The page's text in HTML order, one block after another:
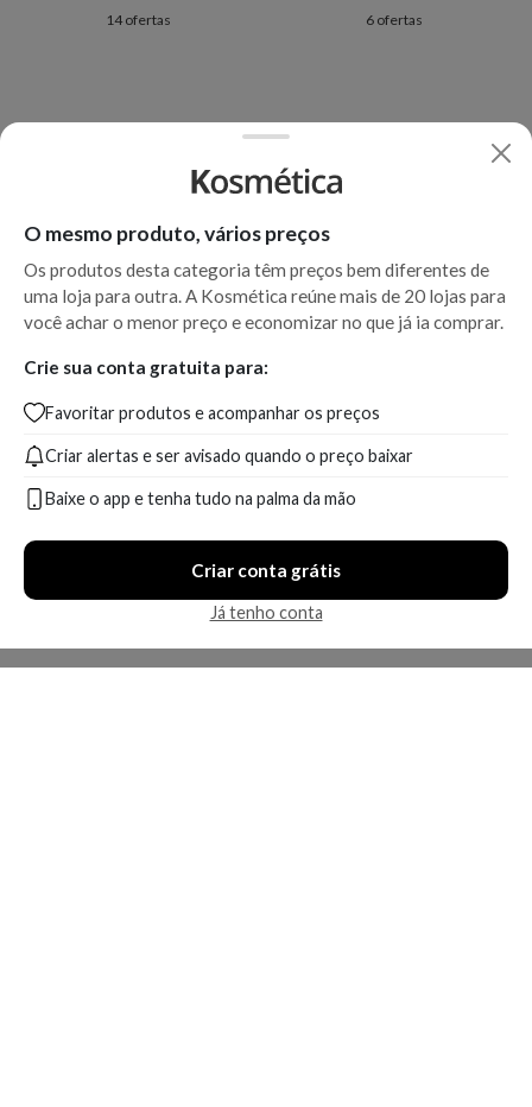
14 ofertas 6 ofertas
O mesmo produto, vários preços
Os produtos desta categoria têm preços bem diferentes de
uma loja para outra. A Kosmética reúne mais de 20 lojas para
você achar o menor preço e economizar no que já ia comprar.
Crie sua conta gratuita para:
Favoritar produtos e acompanhar os preços
Criar alertas e ser avisado quando o preço baixar
Baixe o app e tenha tudo na palma da mão
Criar conta grátis
Já tenho conta